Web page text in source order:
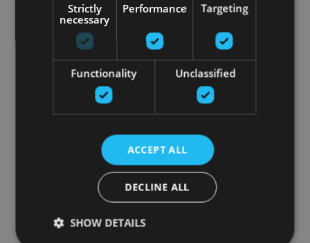
Strictly
necessary
Performance Targeting
Functionality Unclassified
ACCEPT ALL
DECLINE ALL
SHOW DETAILS